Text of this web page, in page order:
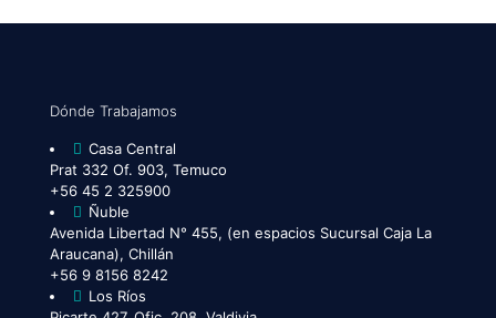
Dónde Trabajamos
Casa Central
Prat 332 Of. 903, Temuco
+56 45 2 325900
Ñuble
Avenida Libertad N° 455, (en espacios Sucursal Caja La
Araucana), Chillán
+56 9 8156 8242
Los Ríos